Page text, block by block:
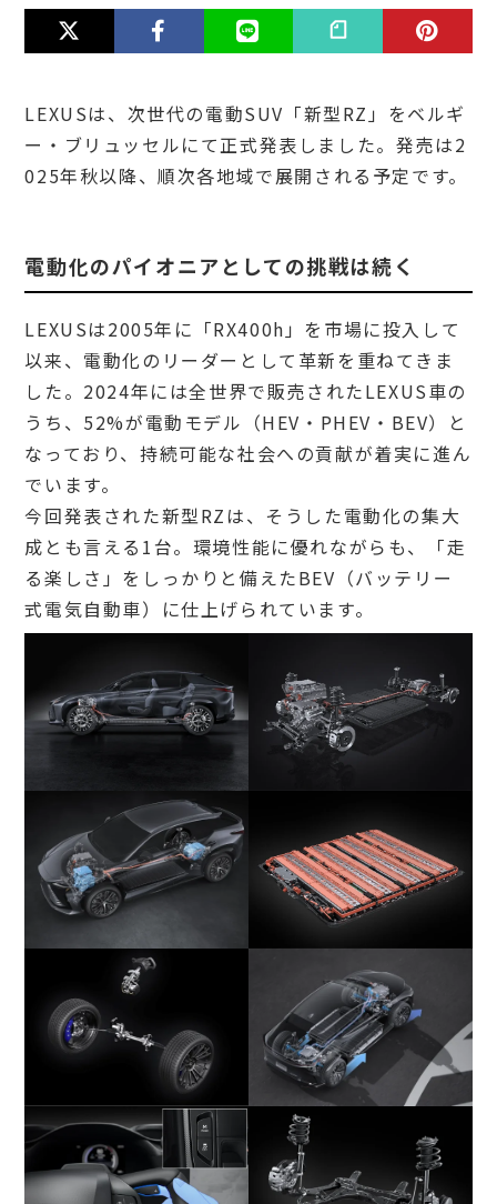
LEXUSは、次世代の電動SUV「新型RZ」をベルギ
ー・ブリュッセルにて正式発表しました。発売は2
025年秋以降、順次各地域で展開される予定です。
電動化のパイオニアとしての挑戦は続く
LEXUSは2005年に「RX400h」を市場に投入して
以来、電動化のリーダーとして革新を重ねてきま
した。2024年には全世界で販売されたLEXUS車の
うち、52%が電動モデル（HEV・PHEV・BEV）と
なっており、持続可能な社会への貢献が着実に進ん
でいます。
今回発表された新型RZは、そうした電動化の集大
成とも言える1台。環境性能に優れながらも、「走
る楽しさ」をしっかりと備えたBEV（バッテリー
式電気自動車）に仕上げられています。